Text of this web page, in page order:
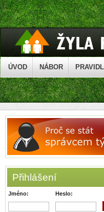
ÚVOD NÁBOR
Přihlášení
Jméno: Heslo: